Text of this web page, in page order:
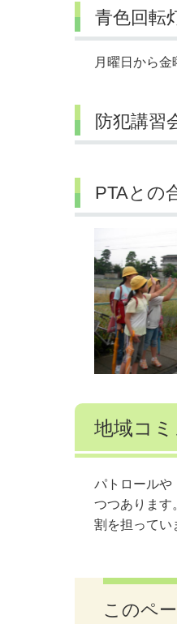
青色回転
月曜日から
防犯講習
PTAとの
地域コ
パトロールや
つつあります
割を担ってい
このペ